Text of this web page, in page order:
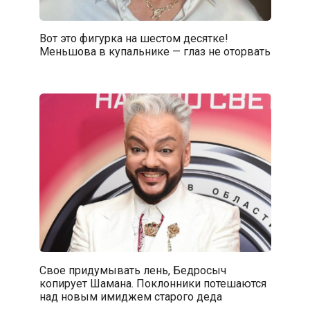
Вот это фигурка на шестом десятке!
Меньшова в купальнике — глаз не оторвать
Свое придумывать лень, Бедросыч
копирует Шамана. Поклонники потешаются
над новым имиджем старого деда